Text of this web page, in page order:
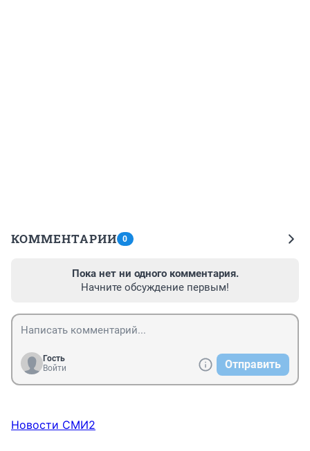
КОММЕНТАРИИ 0
Пока нет ни одного комментария.
Начните обсуждение первым!
Гость
Войти
Отправить
Новости СМИ2